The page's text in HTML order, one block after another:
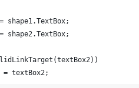
shape1.TextBox;
shape2.TextBox;
= textBox2;